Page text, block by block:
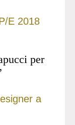
E 2018
per
a